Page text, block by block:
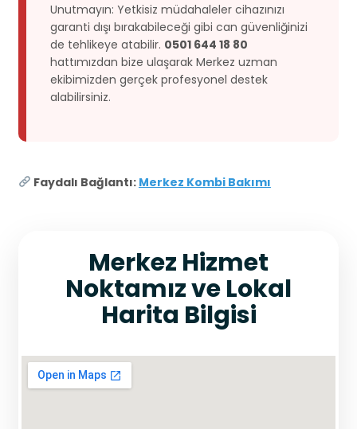
Unutmayın: Yetkisiz müdahaleler cihazınızı
garanti dışı bırakabileceği gibi can güvenliğinizi
de tehlikeye atabilir. 0501 644 18 80
hattımızdan bize ulaşarak Merkez uzman
ekibimizden gerçek profesyonel destek
alabilirsiniz.
Faydalı Bağlantı: Merkez Kombi Bakımı
Merkez Hizmet
Noktamız ve Lokal
Harita Bilgisi